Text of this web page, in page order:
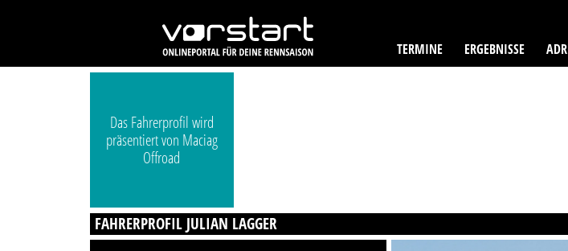
TERMINE ERGEBNISSE
Das Fahrerprofil wird
präsentiert von Maciag
Offroad
FAHRERPROFIL JULIAN LAGGER